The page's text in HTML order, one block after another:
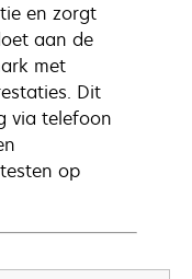
en zorgt
aan de
met
Dit
via telefoon
op